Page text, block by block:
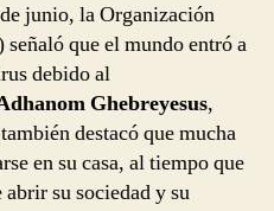
junio, la Organización
señaló que el mundo entró a
debido al
Ghebreyesus,
destacó que mucha
en su casa, al tiempo que
abrir su sociedad y su